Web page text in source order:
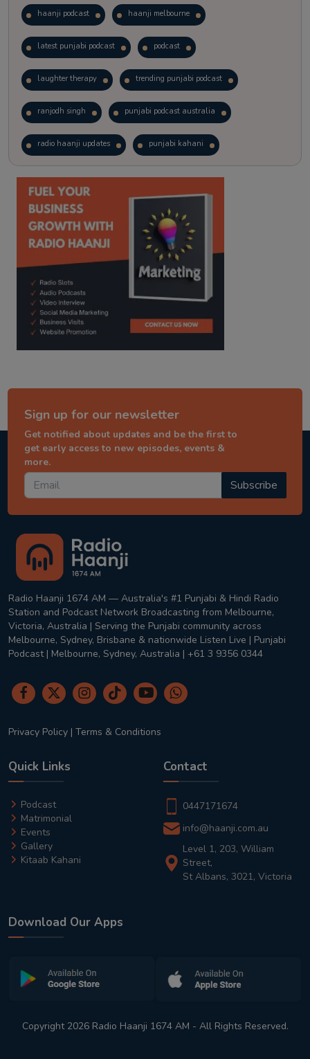
haanji podcast haanji melbourne
latest punjabi podcast podcast
laughter therapy trending punjabi podcast
ranjodh singh punjabi podcast australia
radio haanji updates punjabi kahani
kitaab kahani punjabi story
Sign up for our newsletter
Get notified about updates and be the first to
get early access to new episodes, events &
more.
Subscribe
Radio Haanji 1674 AM — Australia's #1 Punjabi & Hindi Radio
Station and Podcast Network Broadcasting from Melbourne,
Victoria, Australia | Serving the Punjabi community across
Melbourne, Sydney, Brisbane & nationwide Listen Live | Punjabi
Podcast | Melbourne, Sydney, Australia | +61 3 9356 0344
Privacy Policy | Terms & Conditions
Quick Links
Podcast
Matrimonial
Events
Gallery
Kitaab Kahani
Contact
0447171674
info@haanji.com.au
Level 1, 203, William
Street,
St Albans, 3021, Victoria
Download Our Apps
Copyright 2026 Radio Haanji 1674 AM - All Rights Reserved.